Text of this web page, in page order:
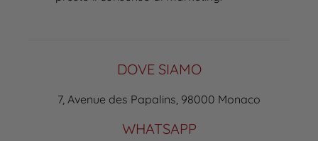
DOVE SIAMO
7, Avenue des Papalins, 98000 Monaco
WHATSAPP